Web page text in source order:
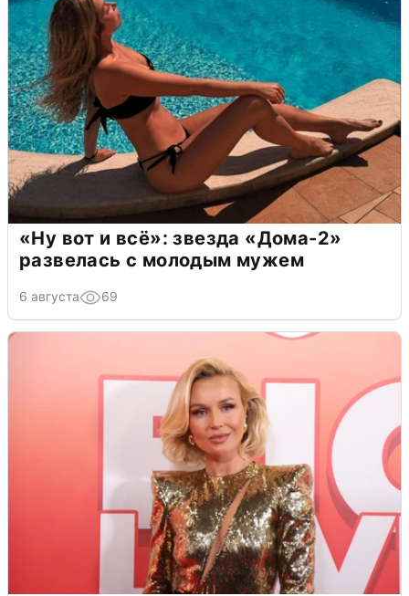
«Ну вот и всё»: звезда «Дома-2»
развелась с молодым мужем
6 августа 69